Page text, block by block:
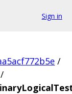
Sign in
/
/